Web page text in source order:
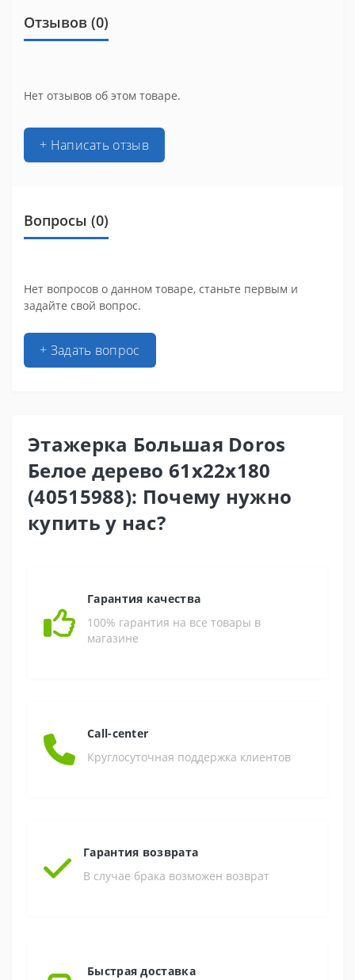
Отзывов (0)
Нет отзывов об этом товаре.
+ Написать отзыв
Вопросы (0)
Нет вопросов о данном товаре, станьте первым и
задайте свой вопрос.
+ Задать вопрос
Этажерка Большая Doros
Белое дерево 61х22х180
(40515988): Почему нужно
купить у нас?
Гарантия качества
100% гарантия на все товары в
магазине
Call-center
Круглосуточная поддержка клиентов
Гарантия возврата
В случае брака возможен возврат
Быстрая доставка